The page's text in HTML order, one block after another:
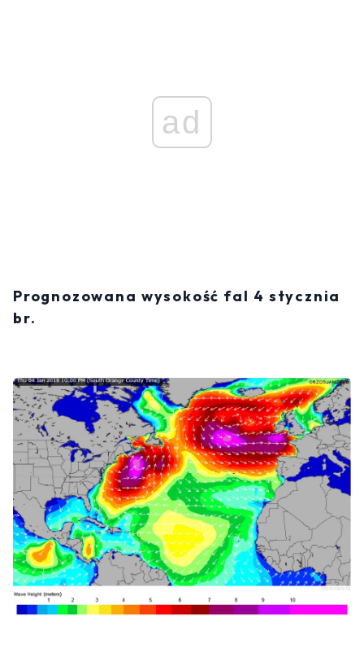
ad
Prognozowana wysokość fal 4 stycznia
br.